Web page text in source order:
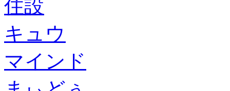
住設
キュウ
マインド